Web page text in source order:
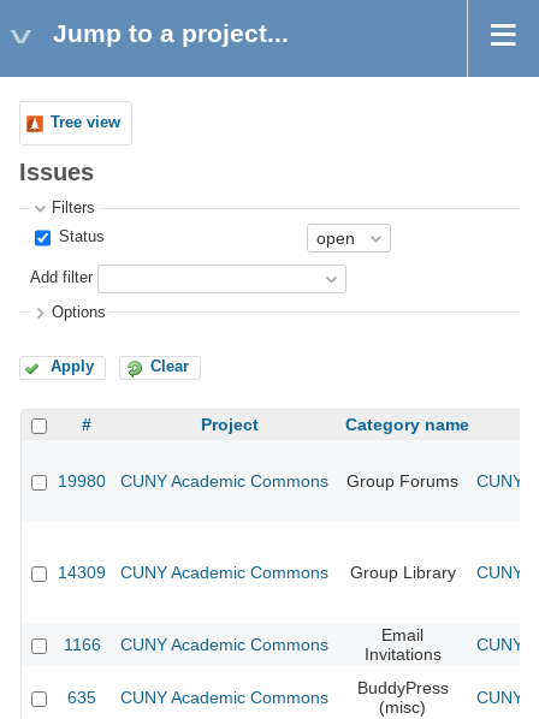
Jump to a project...
Tree view
Issues
Filters
Status
Add filter
Options
Apply Clear
# Project Category name
19980 CUNY Academic Commons Group Forums CUNY
14309 CUNY Academic Commons Group Library CUNY
1166 CUNY Academic Commons
Email
Invitations
CUNY
635 CUNY Academic Commons
BuddyPress
(misc)
CUNY